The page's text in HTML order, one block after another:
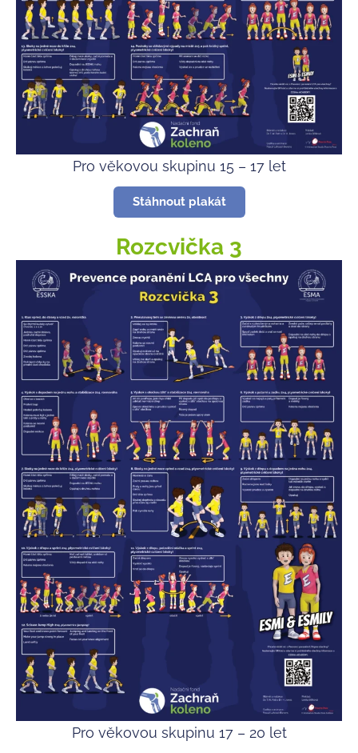
Pro věkovou skupinu 15 – 17 let
Stáhnout plakát
Rozcvička 3
Pro věkovou skupinu 17 – 20 let